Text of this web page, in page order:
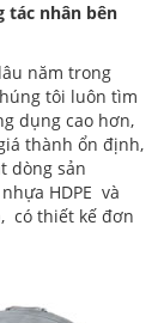
nhân bên
năm trong
tôi luôn tìm
dụng cao hơn,
thành ổn định,
dòng sản
HDPE và
có thiết kế đơn